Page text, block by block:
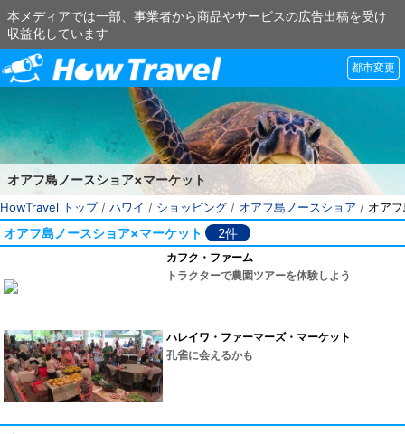
本メディアでは一部、事業者から商品やサービスの広告出稿を受け
収益化しています
都市変更
オアフ島ノースショア×マーケット
HowTravel トップ/ ハワイ / ショッピング / オアフ島ノースショア / オア
オアフ島ノースショア×マーケット 2件
カフク・ファーム
トラクターで農園ツアーを体験しよう
ハレイワ・ファーマーズ・マーケット
孔雀に会えるかも